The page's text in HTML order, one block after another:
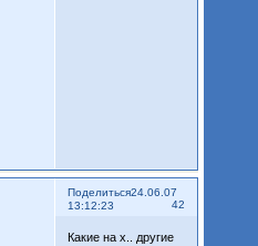
Поделиться
42
24.06.07
13:12:23
Какие на х.. другие